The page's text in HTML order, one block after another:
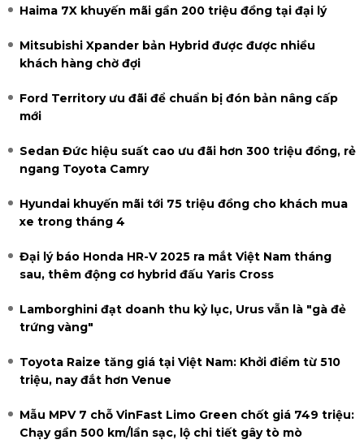
Haima 7X khuyến mãi gần 200 triệu đồng tại đại lý
Mitsubishi Xpander bản Hybrid được được nhiều
khách hàng chờ đợi
Ford Territory ưu đãi để chuẩn bị đón bản nâng cấp
mới
Sedan Đức hiệu suất cao ưu đãi hơn 300 triệu đồng, rẻ
ngang Toyota Camry
Hyundai khuyến mãi tới 75 triệu đồng cho khách mua
xe trong tháng 4
Đại lý báo Honda HR-V 2025 ra mắt Việt Nam tháng
sau, thêm động cơ hybrid đấu Yaris Cross
Lamborghini đạt doanh thu kỷ lục, Urus vẫn là "gà đẻ
trứng vàng"
Toyota Raize tăng giá tại Việt Nam: Khởi điểm từ 510
triệu, nay đắt hơn Venue
Mẫu MPV 7 chỗ VinFast Limo Green chốt giá 749 triệu:
Chạy gần 500 km/lần sạc, lộ chi tiết gây tò mò